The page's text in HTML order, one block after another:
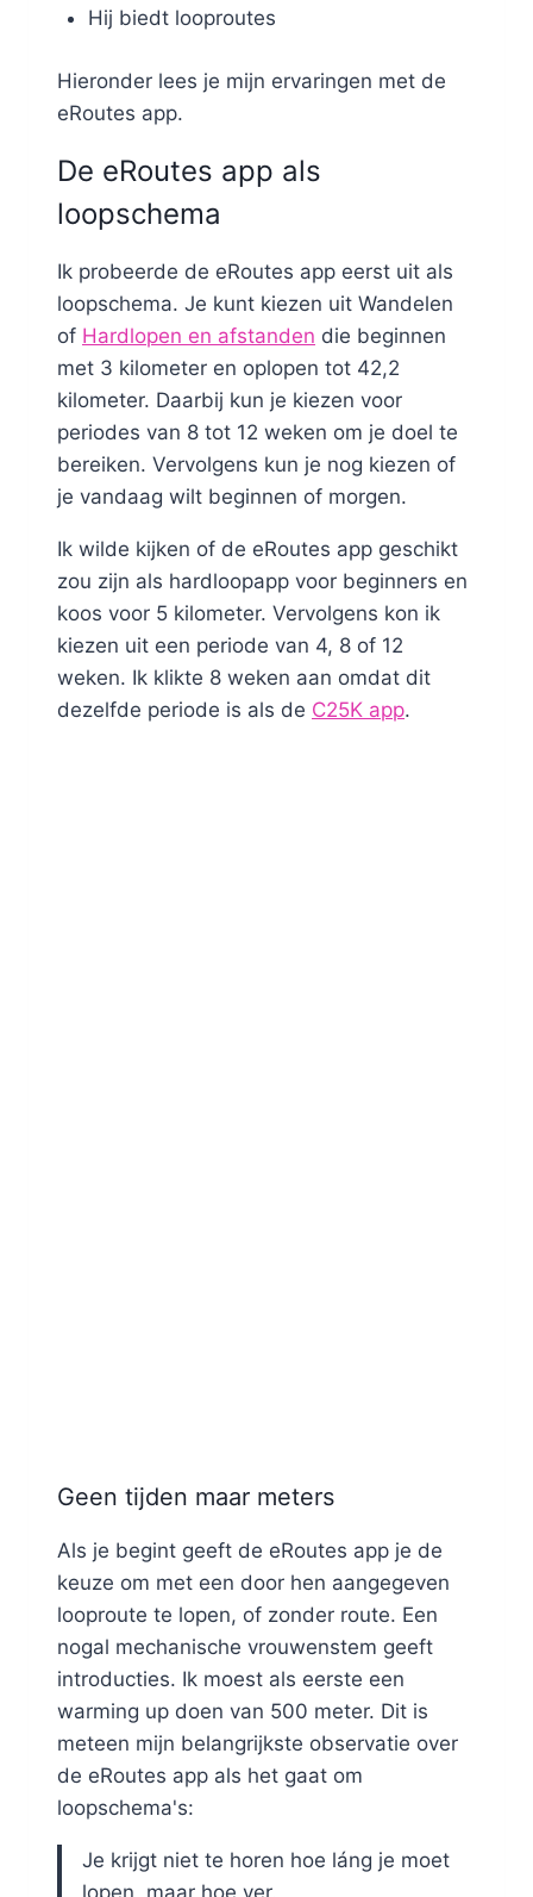
Hij biedt looproutes
Hieronder lees je mijn ervaringen met de
eRoutes app.
De eRoutes app als
loopschema
Ik probeerde de eRoutes app eerst uit als
loopschema. Je kunt kiezen uit Wandelen
of Hardlopen en afstanden die beginnen
met 3 kilometer en oplopen tot 42,2
kilometer. Daarbij kun je kiezen voor
periodes van 8 tot 12 weken om je doel te
bereiken. Vervolgens kun je nog kiezen of
je vandaag wilt beginnen of morgen.
Ik wilde kijken of de eRoutes app geschikt
zou zijn als hardloopapp voor beginners en
koos voor 5 kilometer. Vervolgens kon ik
kiezen uit een periode van 4, 8 of 12
weken. Ik klikte 8 weken aan omdat dit
dezelfde periode is als de C25K app.
Geen tijden maar meters
Als je begint geeft de eRoutes app je de
keuze om met een door hen aangegeven
looproute te lopen, of zonder route. Een
nogal mechanische vrouwenstem geeft
introducties. Ik moest als eerste een
warming up doen van 500 meter. Dit is
meteen mijn belangrijkste observatie over
de eRoutes app als het gaat om
loopschema's:
Je krijgt niet te horen hoe láng je moet
lopen, maar hoe ver.